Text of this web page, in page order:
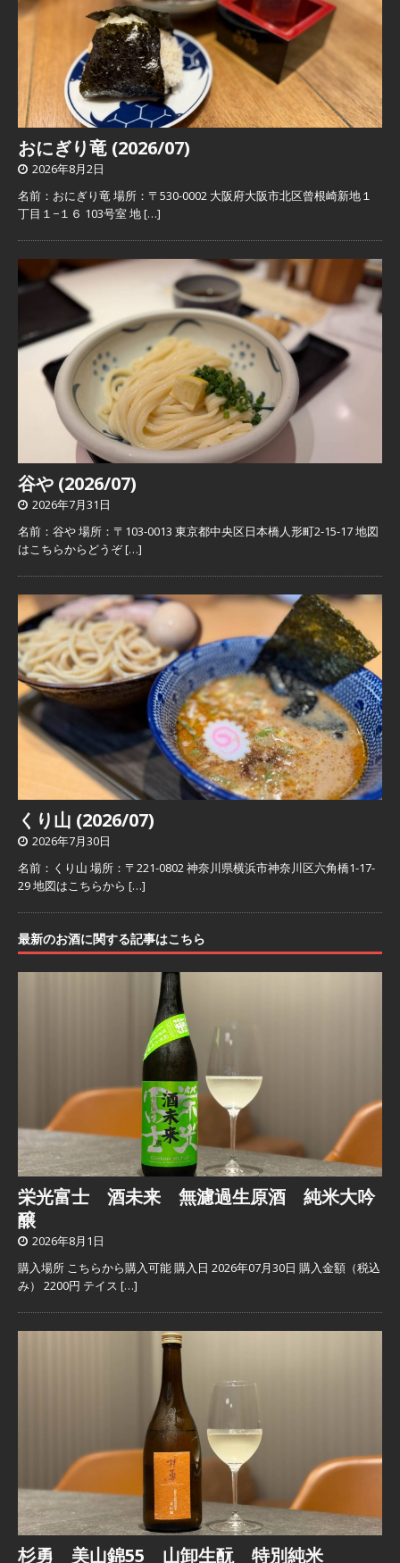
おにぎり竜 (2026/07)
2026年8月2日
名前：おにぎり竜 場所：〒530-0002 大阪府大阪市北区曾根崎新地１
丁目１−１６ 103号室 地[…]
谷や (2026/07)
2026年7月31日
名前：谷や 場所：〒103-0013 東京都中央区日本橋人形町2-15-17 地図
はこちらからどうぞ[…]
くり山 (2026/07)
2026年7月30日
名前：くり山 場所：〒221-0802 神奈川県横浜市神奈川区六角橋1-17-
29 地図はこちらから […]
最新のお酒に関する記事はこちら
栄光富士 酒未来 無濾過生原酒 純米大吟
醸
2026年8月1日
購入場所 こちらから購入可能 購入日 2026年07月30日 購入金額（税込
み） 2200円 テイス […]
杉勇 美山錦55 山卸生酛 特別純米